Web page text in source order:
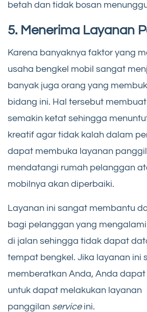
betah dan tidak bosan
5. Menerima Layanan
Karena banyaknya faktor yang
usaha bengkel mobil sangat
banyak juga orang yang
bidang ini. Hal tersebut
semakin ketat sehingga
kreatif agar tidak kalah dalam
dapat membuka layanan
mendatangi rumah pelanggan
mobilnya akan diperbaiki.
Layanan ini sangat membantu
bagi pelanggan yang
di jalan sehingga tidak dapat
tempat bengkel. Jika layanan ini
memberatkan Anda, Anda
untuk dapat melakukan layanan
panggilan serviceini.